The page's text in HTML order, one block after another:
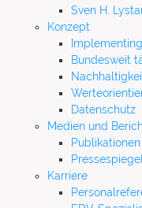
Sven H.
Konzept
Bundesweit
Datenschutz
Medien und
Publikationen
Pressespiegel
Karriere